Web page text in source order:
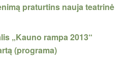
praturtins nauja teatrinė
„Kauno rampa 2013“
(programa)